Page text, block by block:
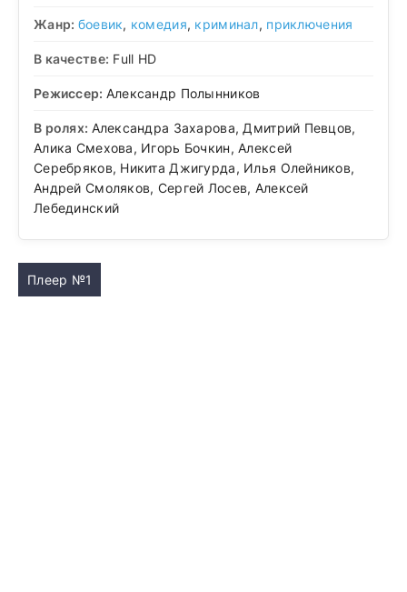
Жанр: боевик, комедия, криминал, приключения
В качестве: Full HD
Режиссер: Александр Полынников
В ролях: Александра Захарова, Дмитрий Певцов,
Алика Смехова, Игорь Бочкин, Алексей
Серебряков, Никита Джигурда, Илья Олейников,
Андрей Смоляков, Сергей Лосев, Алексей
Лебединский
Плеер №1